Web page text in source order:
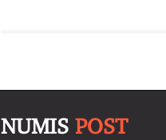
NUMIS POST